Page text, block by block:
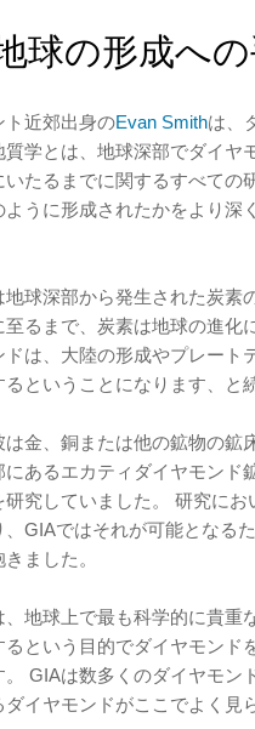
球の形成へ
ト近郊出身のEvan Smithは、
質学とは、地球深部でダイヤ
いたるまでに関するすべての
ように形成されたかをより深
地球深部から発生された炭
るまで、炭素は地球の進化
ドは、大陸の形成やプレー
ということになります、と
は金、銅または他の鉱物の
あるエカティダイヤモンド
研究していました。 研究に
、GIAではそれが可能となる
ました。
、地球上で最も科学的に貴
るという目的でダイヤモンド
GIAは数多くのダイヤモン
ダイヤモンドがここでよく見